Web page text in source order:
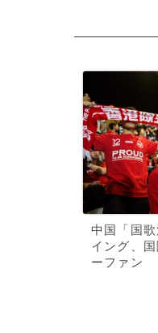
中国「国
イング、
ーファン